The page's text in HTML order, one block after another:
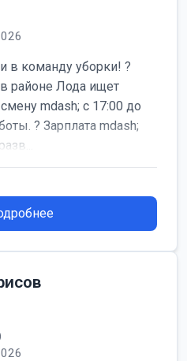
в команду уборки! ?
районе Лода ищет
mdash; с 17:00 до
? Зарплата mdash;